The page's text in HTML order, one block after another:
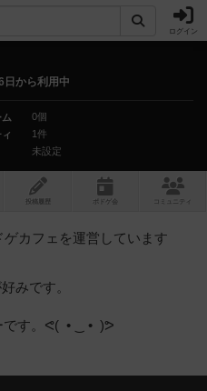
ログイン
から利用中
0個
1件
未設定
投稿履歴 ボ ドゲ コミュニティ
カフェを運営しています
みです。
す。ᕙ⁠(⁠ ⁠ ⁠•⁠ ⁠‿⁠ ⁠•⁠ ⁠ ⁠)⁠ᕗ